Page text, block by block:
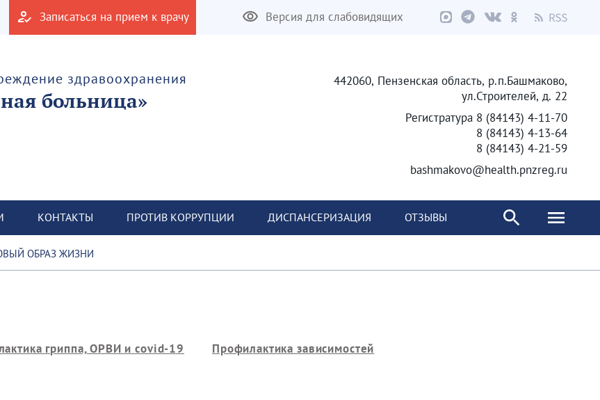
Записаться на прием к врачу Версия для слабовидящих
здравоохранения
больница»
442060, Пензенская область, р.п.Башмаково,
ул.Строителей, д. 22
Регистратура 8 (84143) 4-11-70
8 (84143) 4-13-64
8 (84143) 4-21-59
bashmakovo@health.pnzreg.ru
КОНТАКТЫ ПРОТИВ КОРРУПЦИИ ДИСПАНСЕРИЗАЦИЯ ОТЗЫВЫ
ОБРАЗ ЖИЗНИ
гриппа, ОРВИ и covid-19 Профилактика зависимостей